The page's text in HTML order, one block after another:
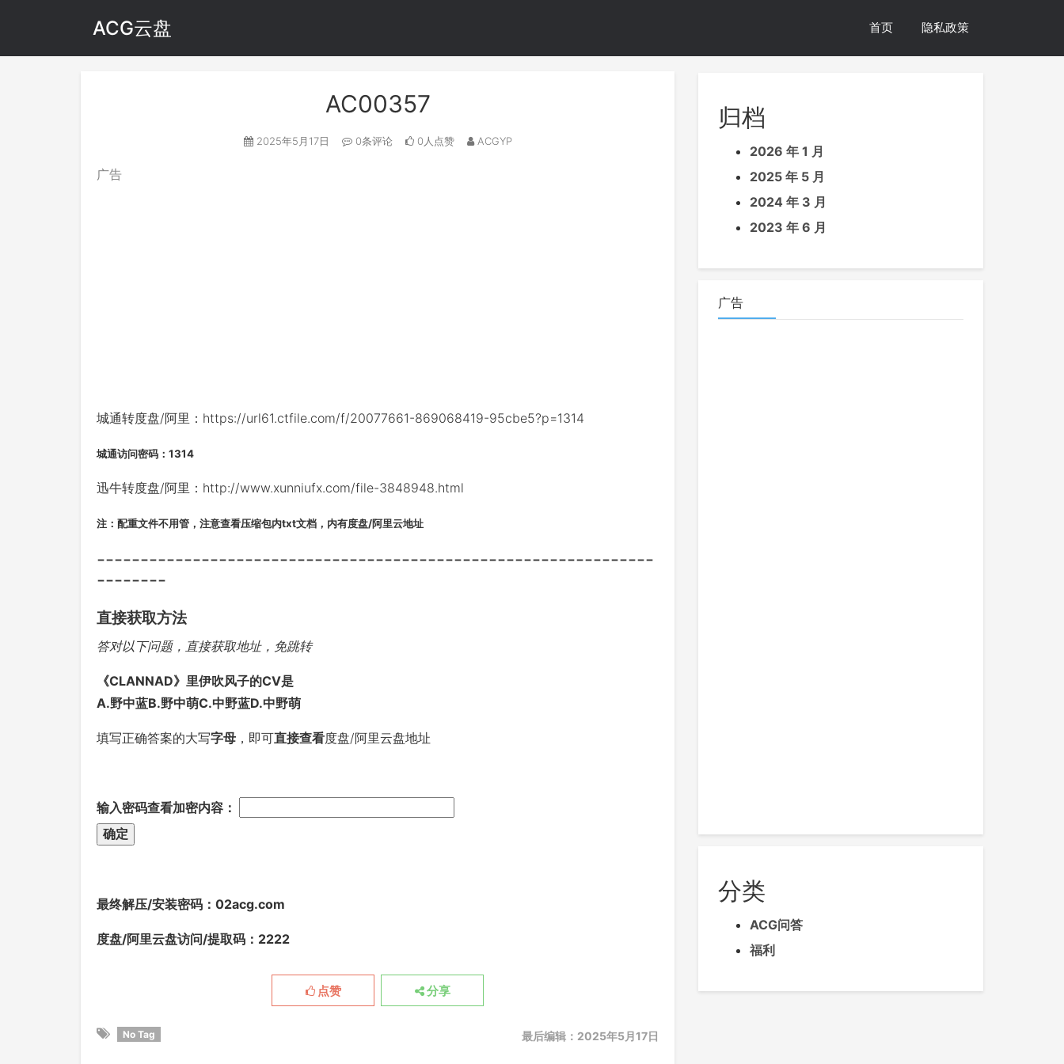
ACG云盘 首页 隐私政策
AC00357
2025年5月17日 0条评论 0人点赞 ACGYP
广告
城通转度盘/阿里：https://url61.ctfile.com/f/20077661-869068419-95cbe5?p=1314
城通访问密码：1314
迅牛转度盘/阿里：http://www.xunniufx.com/file-3848948.html
注：配重文件不用管，注意查看压缩包内txt文档，内有度盘/阿里云地址
----------------------------------------------------------------
--------
直接获取方法
答对以下问题，直接获取地址，免跳转
《CLANNAD》里伊吹风子的CV是
A.野中蓝B.野中萌C.中野蓝D.中野萌
填写正确答案的大写字母 ，即可直接查看度盘/阿里云盘地址
输入密码查看加密内容：
最终解压/安装密码 ：02acg.com
度盘/阿里云盘访问/提取码：2222
点赞 分享
No Tag 最后编辑：2025年5月17日
归档
2026 年 1 月
2025 年 5 月
2024 年 3 月
2023 年 6 月
广告
分类
ACG问答
福利